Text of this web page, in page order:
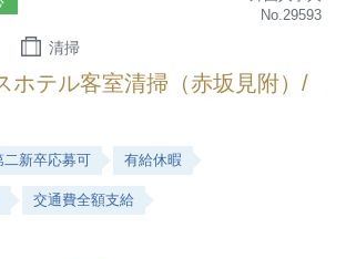
No.29593
清掃
ホテル客室清掃（赤坂見附）/
二新卒応募可 有給休暇
交通費全額支給